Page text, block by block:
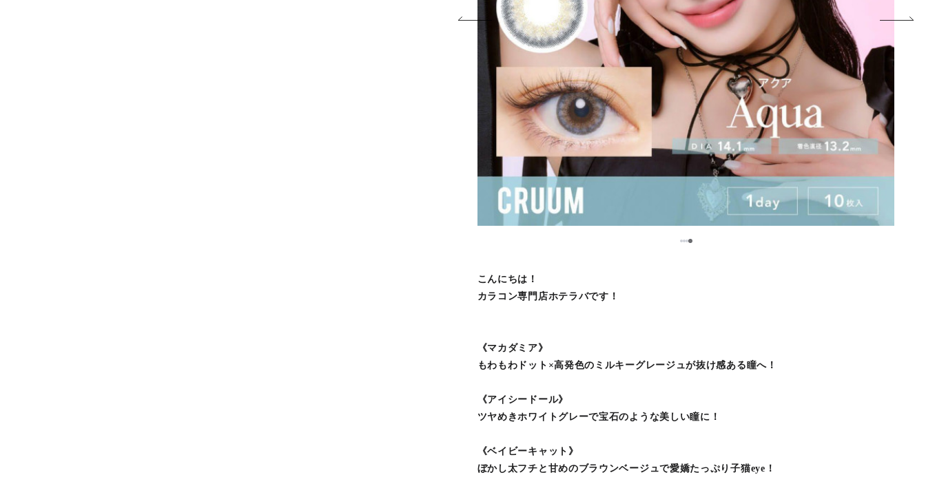
1234
こんにちは！
カラコン専門店ホテラバです！
《マカダミア》
もわもわドット×高発色のミルキーグレージュが抜け感ある瞳へ！
《アイシードール》
ツヤめきホワイトグレーで宝石のような美しい瞳に！
《ベイビーキャット》
ぼかし太フチと甘めのブラウンベージュで愛嬌たっぷり子猫eye！